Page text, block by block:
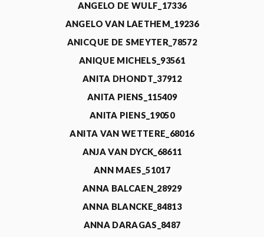
ANGELO DE WULF_17336
ANGELO VAN LAETHEM_19236
ANICQUE DE SMEYTER_78572
ANIQUE MICHELS_93561
ANITA DHONDT_37912
ANITA PIENS_115409
ANITA PIENS_19050
ANITA VAN WETTERE_68016
ANJA VAN DYCK_68611
ANN MAES_51017
ANNA BALCAEN_28929
ANNA BLANCKE_84813
ANNA DARAGAS_8487